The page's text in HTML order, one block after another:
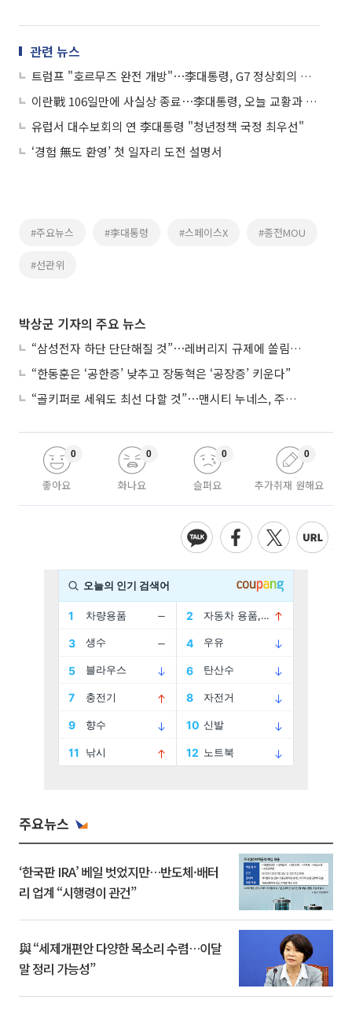
관련 뉴스
트럼프 "호르무즈 완전 개방"⋯李대통령, G7 정상회의 참석 外
이란戰 106일만에 사실상 종료⋯李대통령, 오늘 교황과 면담 外
유럽서 대수보회의 연 李대통령 "청년정책 국정 최우선"
‘경험 無도 환영’ 첫 일자리 도전 설명서
#주요뉴스 #李대통령 #스페이스X #종전MOU
#선관위
박상군 기자의 주요 뉴스
“삼성전자 하단 단단해질 것”⋯레버리지 규제에 쏠림 완화
“한동훈은 ‘공한증’ 낮추고 장동혁은 ‘공장증’ 키운다”
“골키퍼로 세워도 최선 다할 것”⋯맨시티 누네스, 주전 경쟁 각오
좋아요
0
화나요
0
슬퍼요
0
추가취재 원해요
0
주요뉴스
‘한국판 IRA’ 베일 벗었지만…반도체·배터
리 업계 “시행령이 관건”
與 “세제개편안 다양한 목소리 수렴…이달
말 정리 가능성”